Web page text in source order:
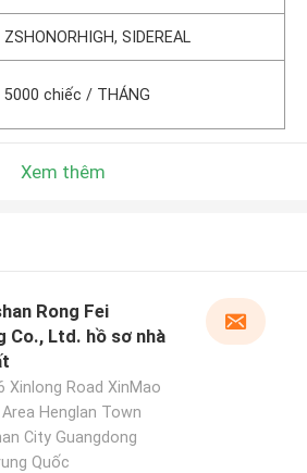
ZSHONORHIGH, SIDEREAL
5000 chiếc / THÁNG
Xem thêm
Rong Fei
Co., Ltd. hồ sơ nhà
Xinlong Road XinMao
Henglan Town
City Guangdong
Quốc